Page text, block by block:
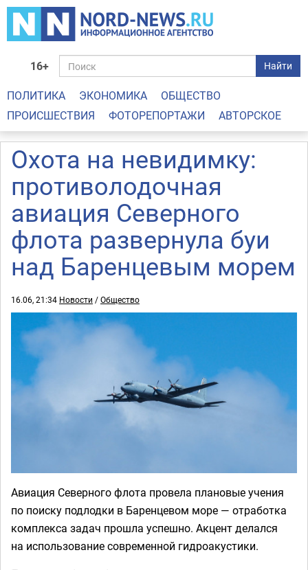
16+ Найти
ПОЛИТИКА ЭКОНОМИКА
ОБЩЕСТВО
ПРОИСШЕСТВИЯ
ФОТОРЕПОРТАЖИ АВТОРСКОЕ
Охота на невидимку:
противолодочная
авиация Северного
флота развернула буи
над Баренцевым морем
16.06, 21:34 Новости /Общество
Авиация Северного флота провела плановые учения
по поиску подлодки в Баренцевом море — отработка
комплекса задач прошла успешно. Акцент делался
на использование современной гидроакустики.